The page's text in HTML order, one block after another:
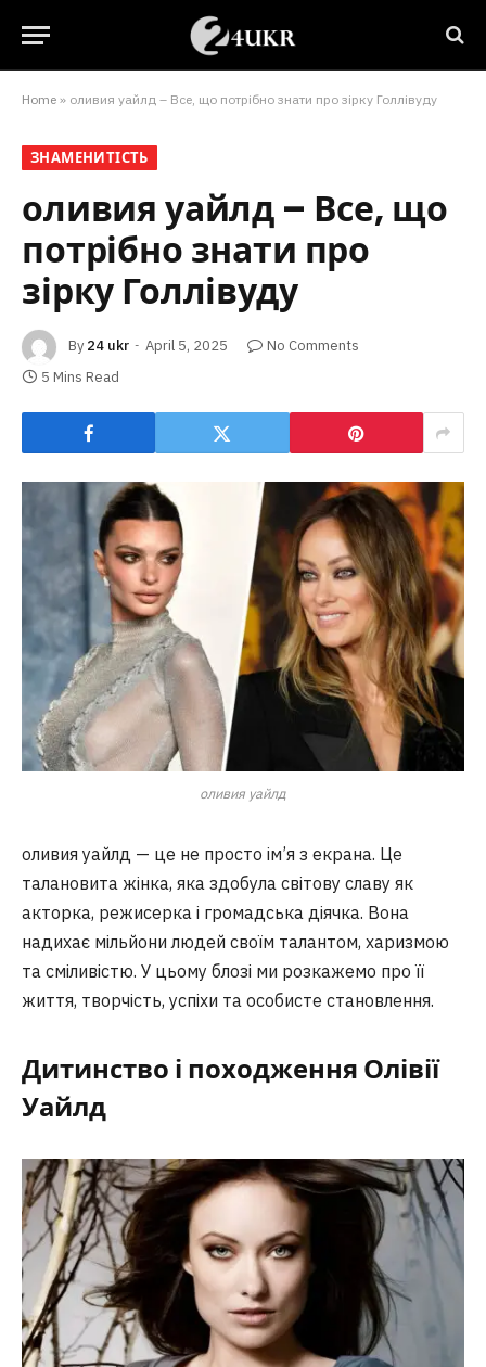
Home » оливия уайлд – Все, що потрібно знати про зірку Голлівуду
ЗНАМЕНИТІСТЬ
оливия уайлд – Все, що
потрібно знати про
зірку Голлівуду
By 24 ukr April 5, 2025
No Comments
5 Mins Read
оливия уайлд
оливия уайлд — це не просто ім’я з екрана. Це
талановита жінка, яка здобула світову славу як
акторка, режисерка і громадська діячка. Вона
надихає мільйони людей своїм талантом, харизмою
та сміливістю. У цьому блозі ми розкажемо про її
життя, творчість, успіхи та особисте становлення.
Дитинство і походження Олівії
Уайлд